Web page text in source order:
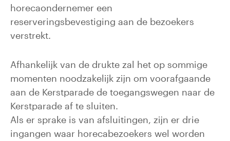
horecaondernemer een
reserveringsbevestiging aan de bezoekers
verstrekt.
Afhankelijk van de drukte zal het op sommige
momenten noodzakelijk zijn om voorafgaande
aan de Kerstparade de toegangswegen naar de
Kerstparade af te sluiten.
Als er sprake is van afsluitingen, zijn er drie
ingangen waar horecabezoekers wel worden